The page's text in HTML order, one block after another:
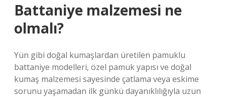
Battaniye malzemesi ne
olmalı?
Yün gibi doğal kumaşlardan üretilen pamuklu
battaniye modelleri, özel pamuk yapısı ve doğal
kumaş malzemesi sayesinde çatlama veya eskime
sorunu yaşamadan ilk günkü dayanıklılığıyla uzun